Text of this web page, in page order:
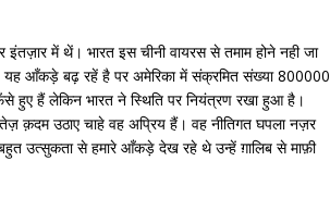
इंतज़ार में थें। भारत इस चीनी वायरस से तमाम होने नही जा
आँकड़े बढ़ रहें है पर अमेरिका में संक्रमित संख्या 800000
हैं लेकिन भारत ने स्थिति पर नियंत्रण रखा हुआ है।
क़दम उठाए चाहे वह अप्रिय हैं। वह नीतिगत घपला नज़र
उत्सुकता से हमारे आँकड़े देख रहे थे उन्हें ग़ालिब से माफ़ी